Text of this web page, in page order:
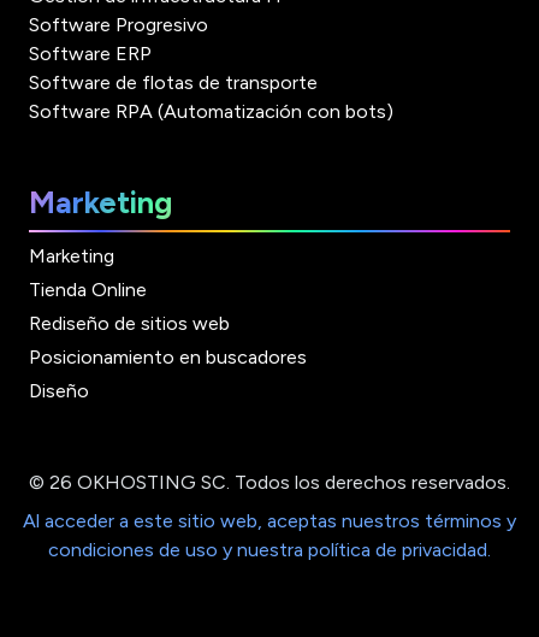
Software Progresivo
Software ERP
Software de flotas de transporte
Software RPA (Automatización con bots)
Marketing
Marketing
Tienda Online
Rediseño de sitios web
Posicionamiento en buscadores
Diseño
© 26 OKHOSTING SC. Todos los derechos reservados.
Al acceder a este sitio web, aceptas nuestros términos y
condiciones de uso y nuestra política de privacidad.